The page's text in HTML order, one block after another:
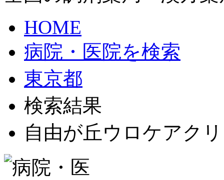
HOME
病院・医院を検索
東京都
検索結果
自由が丘ウロケアク